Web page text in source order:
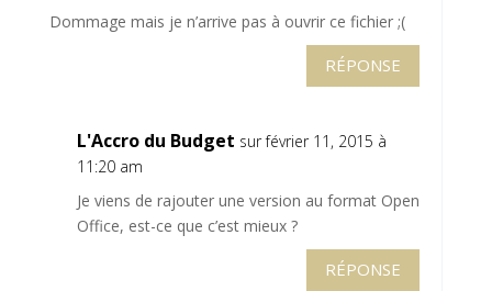
Dommage mais je n’arrive pas à ouvrir ce fichier ;(
RÉPONSE
L'Accro du Budget sur février 11, 2015 à
11:20 am
Je viens de rajouter une version au format Open
Office, est-ce que c’est mieux ?
RÉPONSE